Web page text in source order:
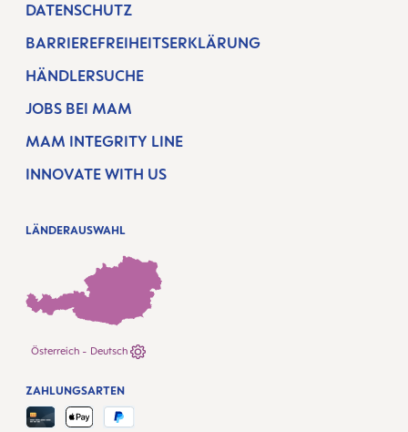
DATENSCHUTZ
BARRIEREFREIHEITSERKLÄRUNG
HÄNDLERSUCHE
JOBS BEI MAM
MAM INTEGRITY LINE
INNOVATE WITH US
LÄNDERAUSWAHL
Österreich - Deutsch
ZAHLUNGSARTEN